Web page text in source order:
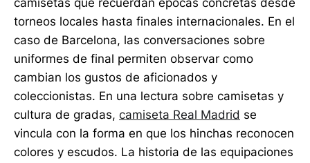
camisetas que recuerdan epocas concretas desde
torneos locales hasta finales internacionales. En el
caso de Barcelona, las conversaciones sobre
uniformes de final permiten observar como
cambian los gustos de aficionados y
coleccionistas. En una lectura sobre camisetas y
cultura de gradas, camiseta Real Madrid se
vincula con la forma en que los hinchas reconocen
colores y escudos. La historia de las equipaciones